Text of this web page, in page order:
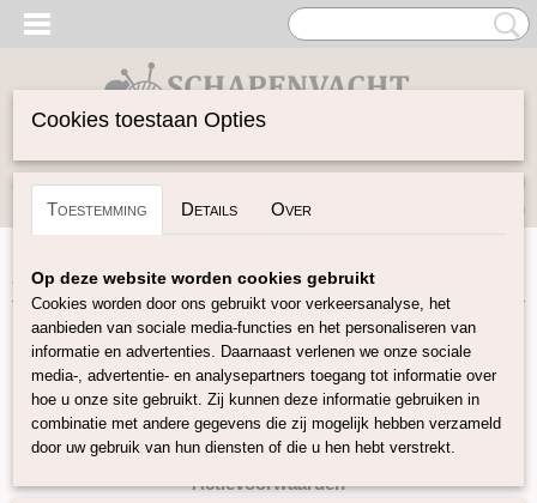
Inloggen Registreren
(0)
Home>Buitenkansjes
Maandaanbieding Augustus
De hele maand augustus ontvang je 7% korting op bijna ons
hele assortiment!
Gebruik tijdens het afrekenen de kortingscode:82026
Actievoorwaarden
Cookies toestaan Opties
Toestemming Details Over
Op deze website worden cookies gebruikt
Cookies worden door ons gebruikt voor verkeersanalyse, het
aanbieden van sociale media-functies en het personaliseren van
informatie en advertenties. Daarnaast verlenen we onze sociale
media-, advertentie- en analysepartners toegang tot informatie over
hoe u onze site gebruikt. Zij kunnen deze informatie gebruiken in
combinatie met andere gegevens die zij mogelijk hebben verzameld
door uw gebruik van hun diensten of die u hen hebt verstrekt.